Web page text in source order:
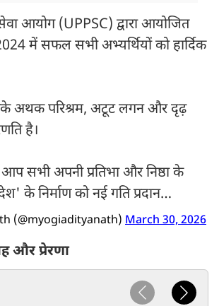
आयोग (UPPSC) द्वारा आयोजित
में सफल सभी अभ्यर्थियों को हार्दिक
अथक परिश्रम, अटूट लगन और दृढ़
है।
आप सभी अपनी प्रतिभा और निष्ठा के
के निर्माण को नई गति प्रदान…
(@myogiadityanath) March 30, 2026
और प्रेरणा